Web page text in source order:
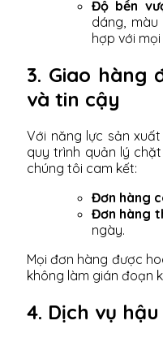
Độ bền
dáng,
hợp với
3. Giao hàng
và tin cậy
Với năng lực sản
quy trình quản lý
chúng tôi cam kết:
Đơn hàng
Đơn hàng
ngày.
Mọi đơn hàng được
không làm gián đoạn
4. Dịch vụ